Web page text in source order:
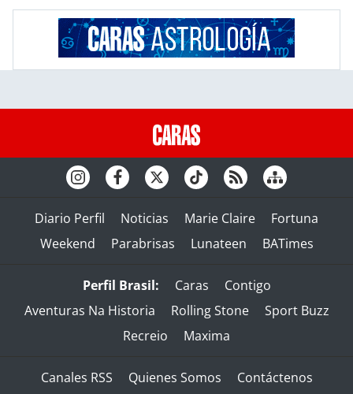
Diario Perfil Noticias Marie Claire
Fortuna
Weekend
Parabrisas Lunateen BATimes
Perfil Brasil: Caras
Contigo
Aventuras Na Historia
Rolling Stone
Sport Buzz
Recreio
Maxima
Canales RSS Quienes Somos
Contáctenos